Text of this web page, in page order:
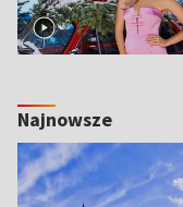
Najnowsze